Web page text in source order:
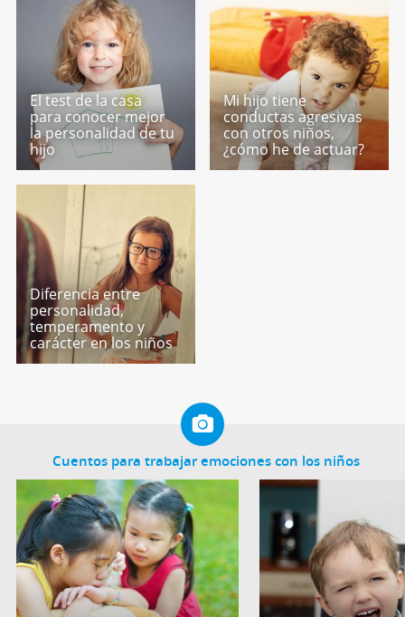
El test de la casa
para conocer mejor
la personalidad de tu
hijo
Mi hijo tiene
conductas agresivas
con otros niños,
¿cómo he de actuar?
Diferencia entre
personalidad,
temperamento y
carácter en los niños
Cuentos para trabajar emociones con los niños